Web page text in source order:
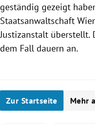
geständig gezeigt
Staatsanwaltschaft
Justizanstalt überstellt.
dem Fall dauern an.
Zur Startseite Mehr